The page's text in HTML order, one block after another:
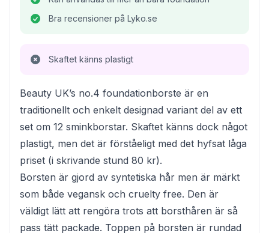
Bra recensioner på Lyko.se
Skaftet känns plastigt
Beauty UK’s no.4 foundationborste är en
traditionellt och enkelt designad variant del av ett
set om 12 sminkborstar. Skaftet känns dock något
plastigt, men det är förståeligt med det hyfsat låga
priset (i skrivande stund 80 kr).
Borsten är gjord av syntetiska hår men är märkt
som både vegansk och cruelty free. Den är
väldigt lätt att rengöra trots att borsthåren är så
pass tätt packade. Toppen på borsten är rundad